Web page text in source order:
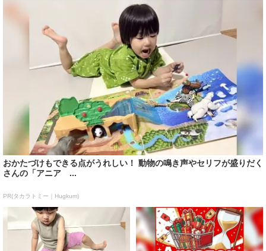
おかたづけもできる点がうれしい！ 動物の鳴き声やセリフが盛りだく
さんの「アニア ...
PR(タカラトミー｜Hugkum)